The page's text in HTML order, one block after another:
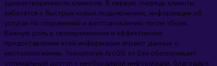
удовлетворенность клиентов. В первую очередь клиенты
заботятся о быстрых новых подключениях, информации об
услугах по сохранению и восстановлению после сбоев.
Важную роль в своевременном и эффективном
предоставлении этой информации играют данные о
местоположении. Технология ArcGIS от Esri обеспечивает
оптимальный доступ к необходимой информации, благодаря